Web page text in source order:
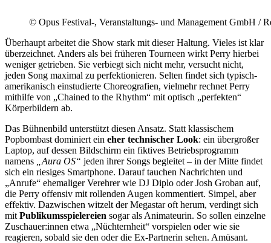
© Opus Festival-, Veranstaltungs- und Management GmbH /
Überhaupt arbeitet die Show stark mit dieser Haltung. Vieles ist klar
überzeichnet. Anders als bei früheren Tourneen wirkt Perry hierbei
weniger getrieben. Sie verbiegt sich nicht mehr, versucht nicht,
jeden Song maximal zu perfektionieren. Selten findet sich typisch-
amerikanisch einstudierte Choreografien, vielmehr rechnet Perry
mithilfe von „Chained to the Rhythm“ mit optisch „perfekten“
Körperbildern ab.
Das Bühnenbild unterstützt diesen Ansatz. Statt klassischem
Popbombast dominiert ein eher technischer Look: ein übergroßer
Laptop, auf dessen Bildschirm ein fiktives Betriebsprogramm
namens
„Aura OS“ jeden ihrer Songs begleitet – in der Mitte findet
sich ein riesiges Smartphone. Darauf tauchen Nachrichten und
„Anrufe“ ehemaliger Verehrer wie DJ Diplo oder Josh Groban auf,
die Perry offensiv mit rollenden Augen kommentiert. Simpel, aber
effektiv. Dazwischen witzelt der Megastar oft herum, verdingt sich
mit Publikumsspielereien sogar als Animateurin. So sollen einzelne
Zuschauer:innen etwa „Nüchternheit“ vorspielen oder wie sie
reagieren, sobald sie den oder die Ex-Partnerin sehen. Amüsant.